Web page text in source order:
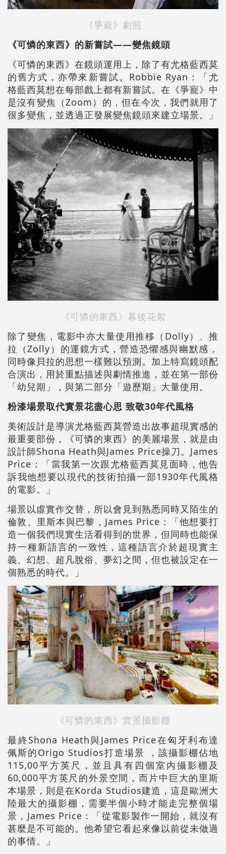
《爭寵》劇照
《可憐的東西》的新嘗試——變焦鏡頭
《可憐的東西》在鏡頭運用上，除了有尤格藍西莫
的舊方式，亦帶來新嘗試。Robbie Ryan：「尤
格藍西莫想在每部戲上都有新嘗試。在《爭寵》中
是沒有變焦（Zoom）的，但在今次，我們就用了
很多變焦，並透過正發展變焦鏡頭來建立場景。」
《可憐的東西》幕後花絮
除了變焦，電影中亦大量使用推移（Dolly）、推
拉（Zolly）的運鏡方式，營造恐懼感與幽默感，
同時像貝拉的思想一樣難以預測。加上特寫鏡頭配
合演出，用於重點描述與劇情推進，並在第一部份
「幼兒期」，與第二部分「遊歷期」大量使用。
粉漆場景取代實景花盡心思 致敬30年代風格
美術設計是導演尤格藍西莫營造出故事超現實感的
最重要部份，《可憐的東西》的美麗場景，就是由
設計師Shona Heath與James Price操刀。James
Price：「當我第一次跟尤格藍西莫見面時，他告
訴我他想要以現代的技術拍攝一部1930年代風格
的電影。」
場景以虛實作交替，所以會見到熟悉同時又陌生的
倫敦、里斯本與巴黎，James Price：「他想要打
造一個我們現實生活看得到的世界，但同時也能保
持一種新語言的一致性，這種語言介於超現實主
義、幻想、超凡脫俗、夢幻之間，但也被設定在一
個熟悉的時代。」
《可憐的東西》實景攝影棚
最終Shona Heath與James Price在匈牙利布達
佩斯的Origo Studios打造場景 ，該攝影棚佔地
115,00平方英尺，並且具有四個室內攝影棚及
60,000平方英尺的外景空間，而片中巨大的里斯
本場景，則是在Korda Studios建造，這是歐洲大
陸最大的攝影棚，需要半個小時才能走完整個場
景，James Price：「從電影製作一開始，就沒有
甚麼是不可能的。他希望它看起來像以前從未做過
的事情。」